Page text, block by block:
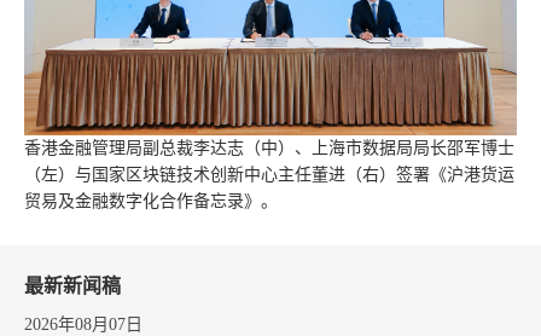
香港金融管理局副总裁李达志（中）、上海市数据局局长邵军博士
（左）与国家区块链技术创新中心主任董进（右）签署《沪港货运
贸易及金融数字化合作备忘录》。
最新新闻稿
2026年08月07日